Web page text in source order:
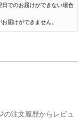
でのお届けができない場合
届けができません。
の注文履歴からレビュ